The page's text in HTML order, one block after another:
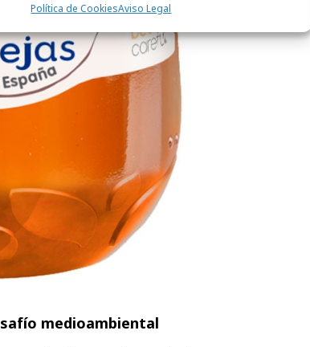
Política de CookiesAviso Legal
medioambiental